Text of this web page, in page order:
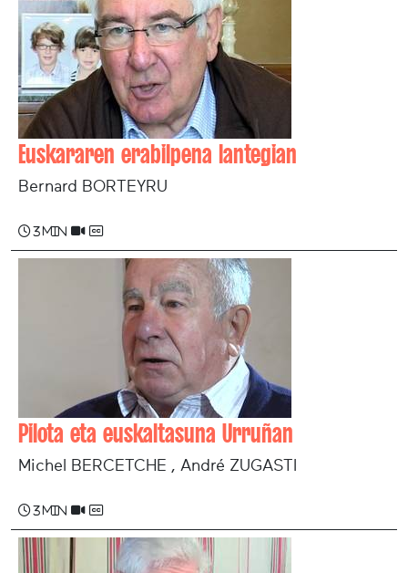
Euskararen erabilpena lantegian
Bernard BORTEYRU
3 min
Pilota eta euskaltasuna Urruñan
Michel BERCETCHE , André ZUGASTI
3 min